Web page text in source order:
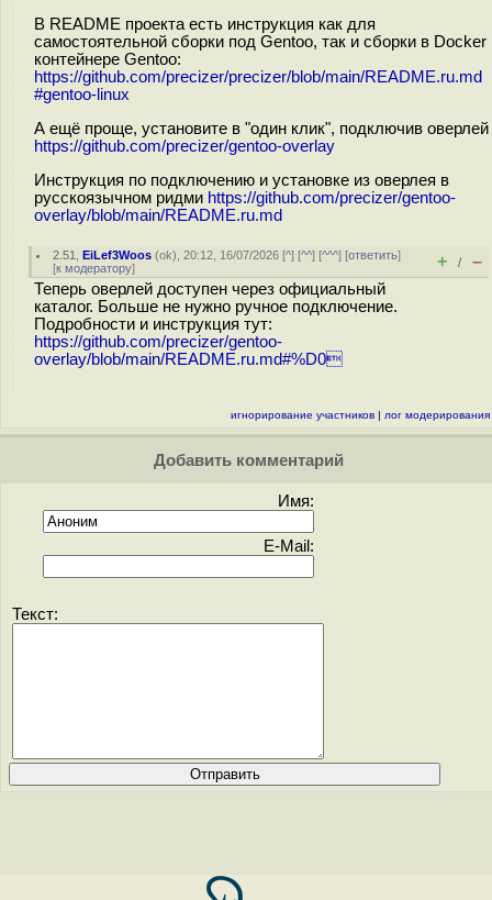
В README проекта есть инструкция как для
самостоятельной сборки под Gentoo, так и сборки в Docker
контейнере Gentoo:
https://github.com/precizer/precizer/blob/main/README.ru.md
#gentoo-linux
А ещё проще, установите в "один клик", подключив оверлей
https://github.com/precizer/gentoo-overlay
Инструкция по подключению и установке из оверлея в
русскоязычном ридми https://github.com/precizer/gentoo-
overlay/blob/main/README.ru.md
2.51 ,EiLef3Woos (ok), 20:12, 16/07/2026 [^] [^^] [^^^] [ответить]
[к модератору] + / –
Теперь оверлей доступен через официальный
каталог. Больше не нужно ручное подключение.
Подробности и инструкция тут:
https://github.com/precizer/gentoo-
overlay/blob/main/README.ru.md#%D0
игнорирование участников | лог модерирования
Добавить комментарий
Имя:
E-Mail:
Текст: